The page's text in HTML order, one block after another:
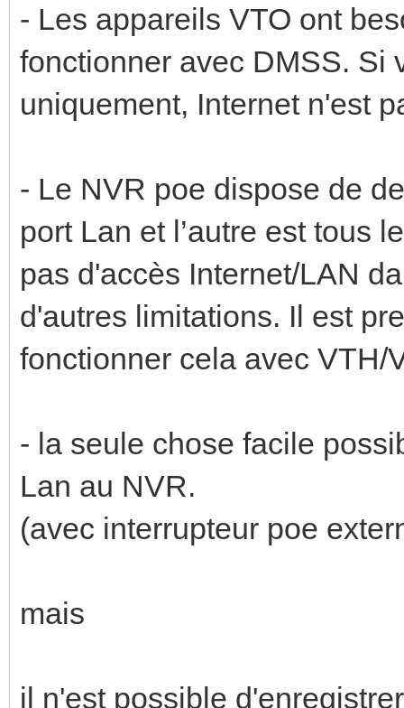
- Les appareils VTO ont
fonctionner avec DMSS. Si
uniquement, Internet n'est
- Le NVR poe dispose de
port Lan et l’autre est tous
pas d'accès Internet/LAN
d'autres limitations. Il est
fonctionner cela avec VTH/
- la seule chose facile
Lan au NVR.
(avec interrupteur poe
mais
il n'est possible